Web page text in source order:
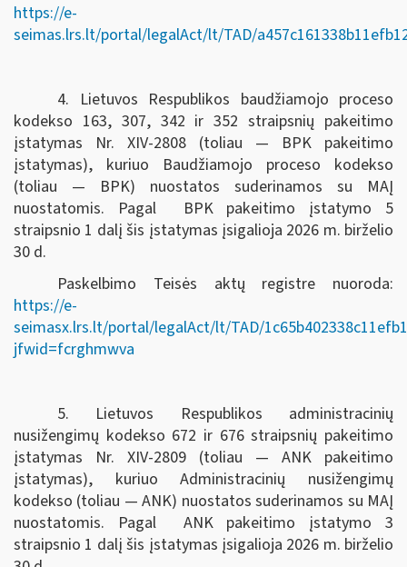
https://e-
seimas.lrs.lt/portal/legalAct/lt/TAD/
4. Lietuvos Respublikos baudžiamojo proceso
kodekso 163, 307, 342 ir 352 straipsnių pakeitimo
įstatymas Nr. XIV-2808 (toliau — BPK pakeitimo
įstatymas), kuriuo Baudžiamojo proceso kodekso
(toliau — BPK) nuostatos suderinamos su MAĮ
nuostatomis. Pagal BPK pakeitimo įstatymo 5
straipsnio 1 dalį šis įstatymas įsigalioja 2026 m. birželio
30 d.
Paskelbimo Teisės aktų registre nuoroda:
https://e-
seimasx.lrs.lt/portal/legalAct/lt/TAD/
jfwid=fcrghmwva
5. Lietuvos Respublikos administracinių
nusižengimų kodekso 672 ir 676 straipsnių pakeitimo
įstatymas Nr. XIV-2809 (toliau — ANK pakeitimo
įstatymas), kuriuo Administracinių nusižengimų
kodekso (toliau — ANK) nuostatos suderinamos su MAĮ
nuostatomis. Pagal ANK pakeitimo įstatymo 3
straipsnio 1 dalį šis įstatymas įsigalioja 2026 m. birželio